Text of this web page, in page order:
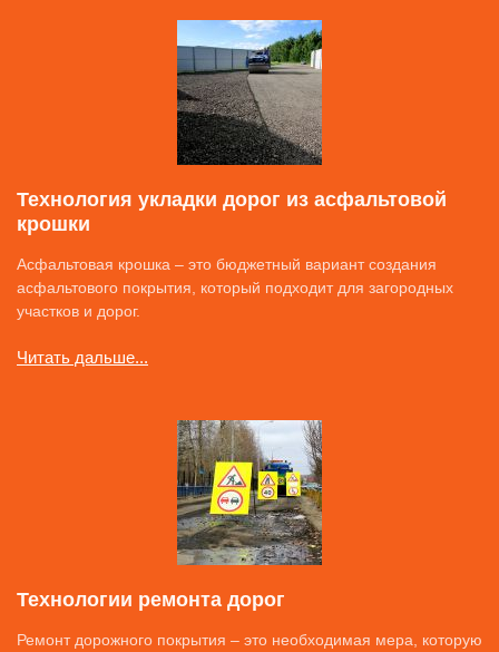
Технология укладки дорог из асфальтовой
крошки
Асфальтовая крошка – это бюджетный вариант создания
асфальтового покрытия, который подходит для загородных
участков и дорог.
Читать дальше...
Технологии ремонта дорог
Ремонт дорожного покрытия – это необходимая мера, которую